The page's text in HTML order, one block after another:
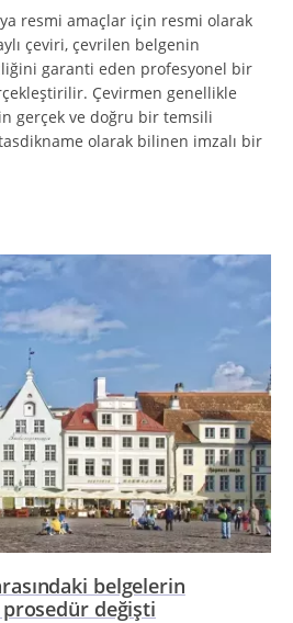
resmi amaçlar için resmi olarak
çeviri, çevrilen belgenin
garanti eden profesyonel bir
Çevirmen genellikle
gerçek ve doğru bir temsili
olarak bilinen imzalı bir
belgelerin
prosedür değişti